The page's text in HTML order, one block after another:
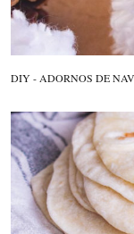
DIY - ADORNOS DE